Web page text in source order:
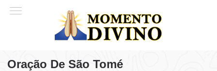
Oração De São Tomé